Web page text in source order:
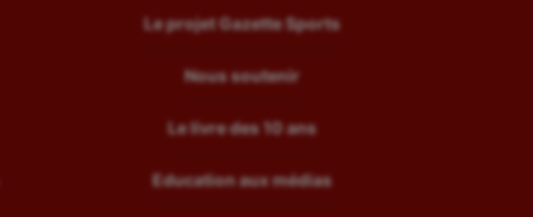
Le projet Gazette Sports
Nous soutenir
Le livre des 10 ans
Education aux médias